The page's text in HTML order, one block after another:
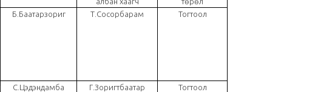
Б.Баатарзориг Т.Сосорбарам Тогтоол
С.Цэдэндамба Г.Зоригтбаатар Тогтоол